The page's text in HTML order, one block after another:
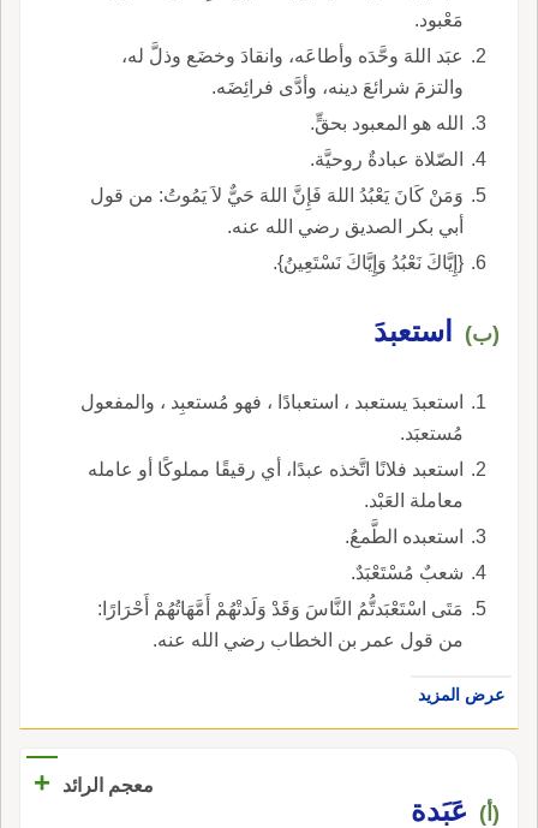
مَعْبود.
عبَد اللهَ وحَّدَه وأطاعَه، وانقادَ وخضَع وذلَّ له،
والتزمَ شرائعَ دينه، وأدَّى فرائِضَه.
الله هو المعبود بحقٍّ.
الصّلاة عبادةٌ روحيَّة.
وَمَنْ كَانَ يَعْبُدُ اللهَ فَإِنَّ اللهَ حَيٌّ لاَ يَمُوتُ: من قول
أبي بكر الصديق رضي الله عنه.
{إِيَّاكَ نَعْبُدُ وَإِيَّاكَ نَسْتَعِينُ}.
(ب) استعبدَ
استعبدَ يستعبد ، استعبادًا ، فهو مُستعبِد ، والمفعول
مُستعبَد.
استعبد فلانًا اتَّخذه عبدًا، أي رقيقًا مملوكًا أو عامله
معاملة العَبْد.
استعبده الطَّمعُ.
شعبٌ مُسْتَعْبَدٌ.
مَتَى اسْتَعْبَدتُّمُ النَّاسَ وَقَدْ وَلَدتْهُمْ أَمَّهَاتُهُمْ أَحْرَارًا:
من قول عمر بن الخطاب رضي الله عنه.
عرض المزيد
معجم الرائد +
(أ) عَبَدة